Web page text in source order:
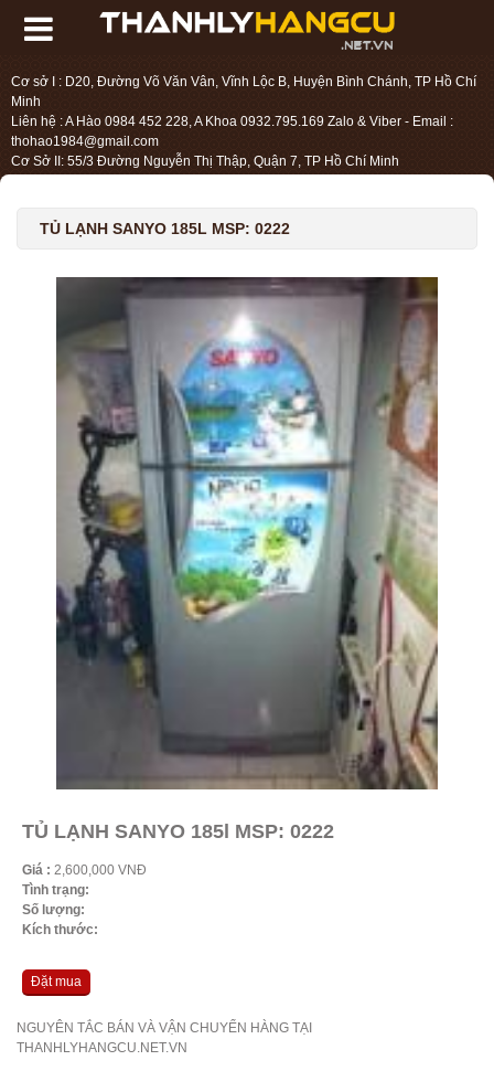
Cơ sở I : D20, Đường Võ Văn Vân, Vĩnh Lộc B, Huyện Bình Chánh, TP Hồ Chí
Minh
Liên hệ : A Hào 0984 452 228, A Khoa 0932.795.169 Zalo & Viber - Email :
thohao1984@gmail.com
Cơ Sở II: 55/3 Đường Nguyễn Thị Thập, Quận 7, TP Hồ Chí Minh
TỦ LẠNH SANYO 185L MSP: 0222
TỦ LẠNH SANYO 185l MSP: 0222
Giá : 2,600,000 VNĐ
Tình trạng:
Số lượng:
Kích thước:
Đặt mua
NGUYÊN TẮC BÁN VÀ VẬN CHUYỂN HÀNG TẠI
THANHLYHANGCU.NET.VN